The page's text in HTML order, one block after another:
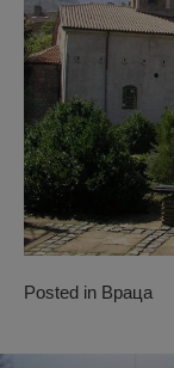
Posted in Враца